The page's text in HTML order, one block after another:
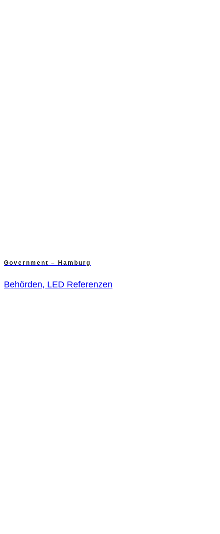
Government – Hamburg
Behörden, LED Referenzen